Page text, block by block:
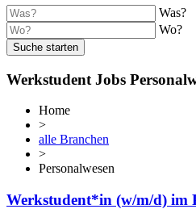
Was?
Wo?
Suche starten
Werkstudent Jobs
Home
>
alle Branchen
>
Personalwesen
Werkstudent*in (w/m/d) im